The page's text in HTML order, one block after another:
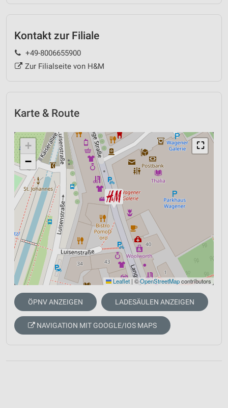
Kontakt zur Filiale
+49-8006655900
Zur Filialseite von H&M
Karte & Route
⛶
+
−
Leaflet | ©OpenStreetMapcontributors
ÖPNV ANZEIGEN LADESÄULEN ANZEIGEN
NAVIGATION MIT GOOGLE/IOS MAPS